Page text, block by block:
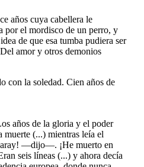
años cuya cabellera le
por el mordisco de un perro, y
de que esa tumba pudiera ser
amor y otros demonios
con la soledad. Cien años de
años de la gloria y el poder
muerte (...) mientras leía el
—dijo—. ¡He muerto en
seis líneas (...) y ahora decía